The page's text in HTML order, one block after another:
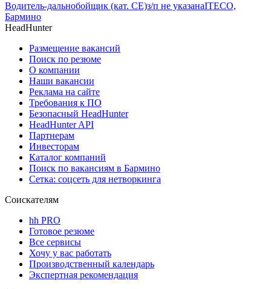
Водитель-дальнобойщик (кат. CE)з/п не указанаITECO,
Бармино
HeadHunter
Размещение вакансий
Поиск по резюме
О компании
Наши вакансии
Реклама на сайте
Требования к ПО
Безопасный HeadHunter
HeadHunter API
Партнерам
Инвесторам
Каталог компаний
Поиск по вакансиям в Бармино
Сетка: соцсеть для нетворкинга
Соискателям
hh PRO
Готовое резюме
Все сервисы
Хочу у вас работать
Производственный календарь
Экспертная рекомендация